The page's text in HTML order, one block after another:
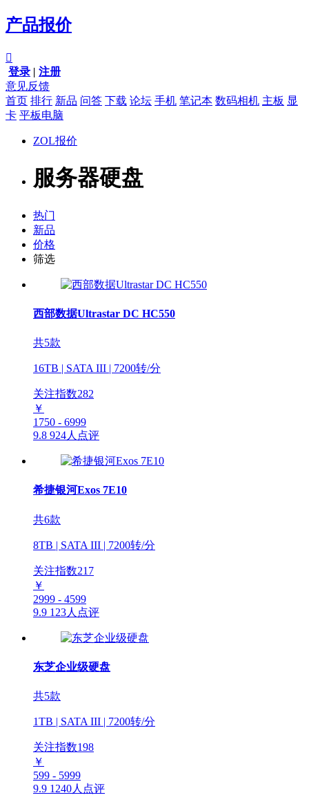
产品报价

登录 | 注册
意见反馈
首页 排行 新品 问答 下载 论坛 手机 笔记本 数码相机 主板 显
卡 平板电脑
ZOL报价
服务器硬盘
热门
新品
价格
筛选
西部数据Ultrastar DC HC550
共5款
16TB | SATA III | 7200转/分
关注指数282
￥
1750 - 6999
9.8 924人点评
希捷银河Exos 7E10
共6款
8TB | SATA III | 7200转/分
关注指数217
￥
2999 - 4599
9.9 123人点评
东芝企业级硬盘
共5款
1TB | SATA III | 7200转/分
关注指数198
￥
599 - 5999
9.9 1240人点评